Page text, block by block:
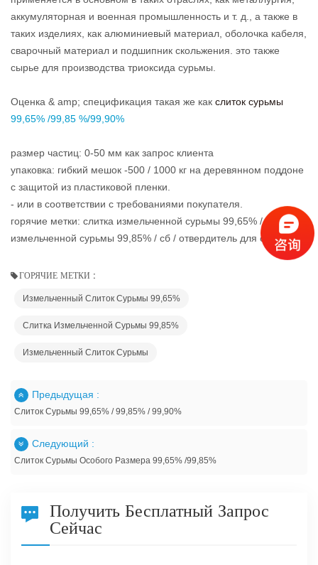
аккумуляторная и военная промышленность и т. д., а также в
таких изделиях, как алюминиевый материал, оболочка кабеля,
сварочный материал и подшипник скольжения. это также
сырье для производства триоксида сурьмы.
Оценка & amp; спецификация такая же как слиток сурьмы
99,65% /99,85 %/99,90%
размер частиц: 0-50 мм как запрос клиента
упаковка: гибкий мешок -500 / 1000 кг на деревянном поддоне
с защитой из пластиковой пленки.
- или в соответствии с требованиями покупателя.
горячие метки: слитка измельченной сурьмы 99,65% / слитка
измельченной сурьмы 99,85% / сб / отвердитель для сплавов
ГОРЯЧИЕ МЕТКИ :
Измельченный Слиток Сурьмы 99,65%
Слитка Измельченной Сурьмы 99,85%
Измельченный Слиток Сурьмы
Предыдущая :
Слиток Сурьмы 99,65% / 99,85% / 99,90%
Следующий :
Слиток Сурьмы Особого Размера 99,65% /99,85%
Получить Бесплатный Запрос
Сейчас